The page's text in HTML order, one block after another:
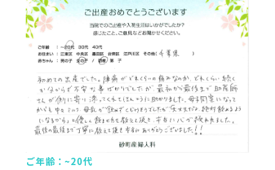
ご年齢：~20代